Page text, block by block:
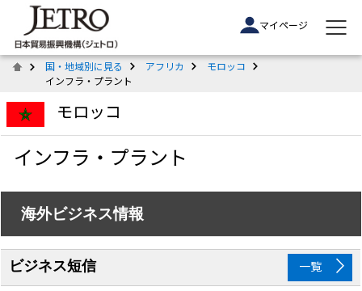
マイページ
国・地域別に見る アフリカ
モロッコ
インフラ・プラント
モロッコ
インフラ・プラント
海外ビジネス情報
ビジネス短信 一覧